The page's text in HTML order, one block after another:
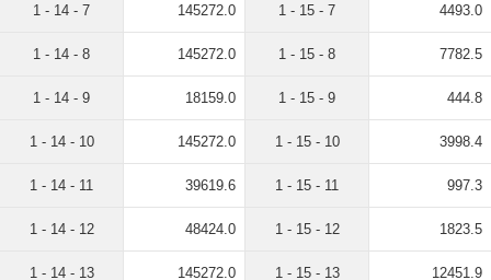
1 - 14 - 7 145272.0
1 - 14 - 8 145272.0
1 - 14 - 9 18159.0
1 - 14 - 10 145272.0
1 - 14 - 11 39619.6
1 - 14 - 12 48424.0
1 - 14 - 13 145272.0
1 - 15 - 7 4493.0
1 - 15 - 8 7782.5
1 - 15 - 9 444.8
1 - 15 - 10 3998.4
1 - 15 - 11 997.3
1 - 15 - 12 1823.5
1 - 15 - 13 12451.9